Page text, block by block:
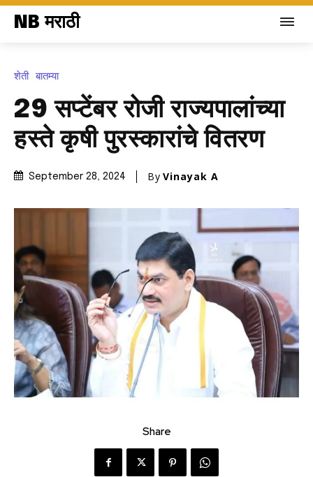
NB मराठी
शेती बातम्या
29 सप्टेंबर रोजी राज्यपालांच्या
हस्ते कृषी पुरस्कारांचे वितरण
September 28, 2024 By Vinayak A
Share